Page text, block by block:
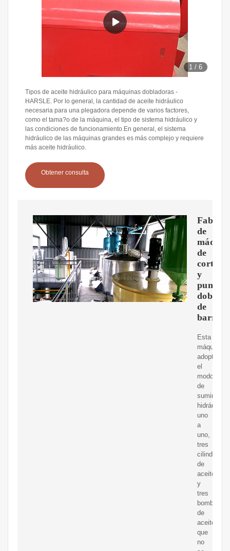
1 /6
Tipos de aceite hidráulico para máquinas dobladoras -
HARSLE. Por lo general, la cantidad de aceite hidráulico
necesaria para una plegadora depende de varios factores,
como el tama?o de la máquina, el tipo de sistema hidráulico y
las condiciones de funcionamiento.En general, el sistema
hidráulico de las máquinas grandes es más complejo y requiere
más aceite hidráulico.
Obtener consulta
de
de
corte
y
de
barras
Esta
máquina
adopta
el
modo
de
suministro
hidráulico
uno
a
uno,
tres
cilindros
de
aceite
y
tres
bombas
de
aceite,
que
no